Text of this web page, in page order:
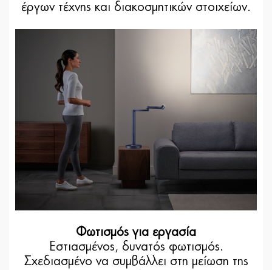
έργων τέχνης και διακοσμητικών στοιχείων.
Φωτισμός για εργασία
Εστιασμένος, δυνατός φωτισμός.
Σχεδιασμένο να συμβάλλει στη μείωση της